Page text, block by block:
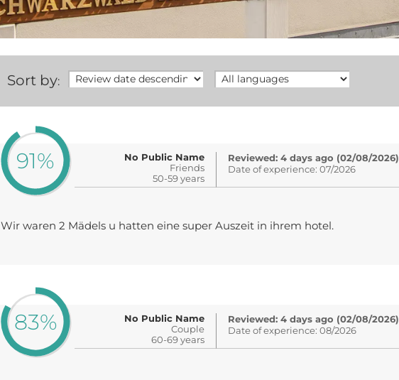
Sort by:
91%
No Public Name
Friends
50-59 years
Reviewed: 4 days ago (02/08/2026)
Date of experience: 07/2026
Wir waren 2 Mädels u hatten eine super Auszeit in ihrem hotel.
83%
No Public Name
Couple
60-69 years
Reviewed: 4 days ago (02/08/2026)
Date of experience: 08/2026